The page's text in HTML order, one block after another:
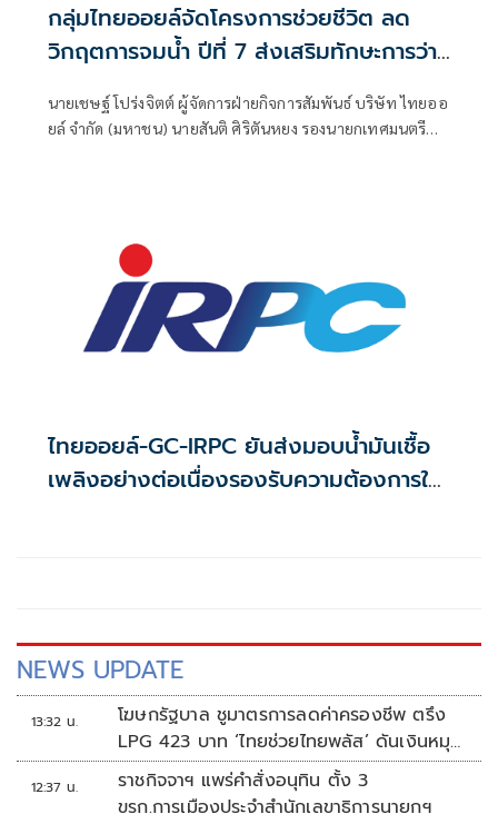
กลุ่มไทยออยล์จัดโครงการช่วยชีวิต ลด
วิกฤตการจมน้ำ ปีที่ 7 ส่งเสริมทักษะการว่าย
นายเชษฐ์ โปร่งจิตต์ ผู้จัดการฝ่ายกิจการสัมพันธ์ บริษัท ไทยออ
ยล์ จำกัด (มหาชน) นายสันติ ศิริตันหยง รองนายกเทศมนตรี
ไทยออยล์-GC-IRPC ยันส่งมอบน้ำมันเชื้อ
เพลิงอย่างต่อเนื่องรองรับความต้องการใช้
NEWS UPDATE
13:32 น.
โฆษกรัฐบาล ชูมาตรการลดค่าครองชีพ ตรึง
LPG 423 บาท ‘ไทยช่วยไทยพลัส’ ดันเงินหมุน
แสนล้าน
12:37 น.
ราชกิจจาฯ แพร่คำสั่งอนุทิน ตั้ง 3
ขรก.การเมืองประจำสำนักเลขาธิการนายกฯ